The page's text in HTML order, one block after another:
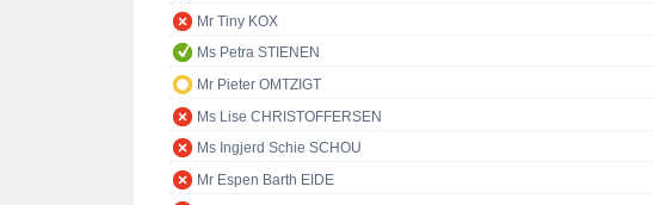
Mr Tiny KOX
Ms Petra STIENEN
Mr Pieter OMTZIGT
Ms Lise CHRISTOFFERSEN
Ms Ingjerd Schie SCHOU
Mr Espen Barth EIDE